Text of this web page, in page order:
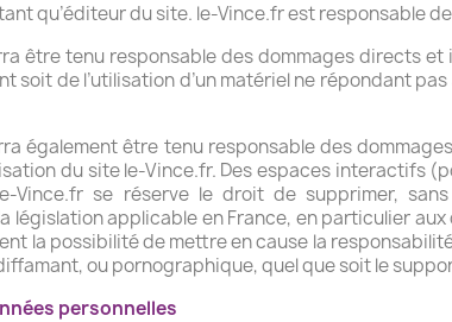
qu’éditeur du site. le-Vince.fr est responsable
être tenu responsable des dommages directs
soit de l’utilisation d’un matériel ne répondant
également être tenu responsable des
du site le-Vince.fr. Des espaces interactifs
Vince.fr se réserve le droit de supprimer,
législation applicable en France, en particulier
la possibilité de mettre en cause la
ou pornographique, quel que soit le
personnelles